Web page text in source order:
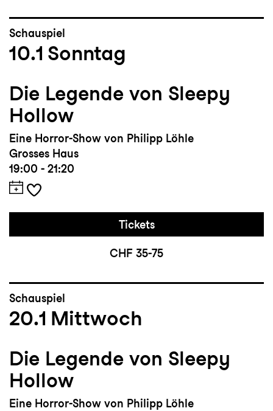
Schauspiel
10.1 Sonntag
Die Legende von Sleepy
Hollow
Eine Horror-Show von Philipp Löhle
Grosses Haus
19:00 - 21:20
Tickets
CHF 35-75
Schauspiel
20.1 Mittwoch
Die Legende von Sleepy
Hollow
Eine Horror-Show von Philipp Löhle